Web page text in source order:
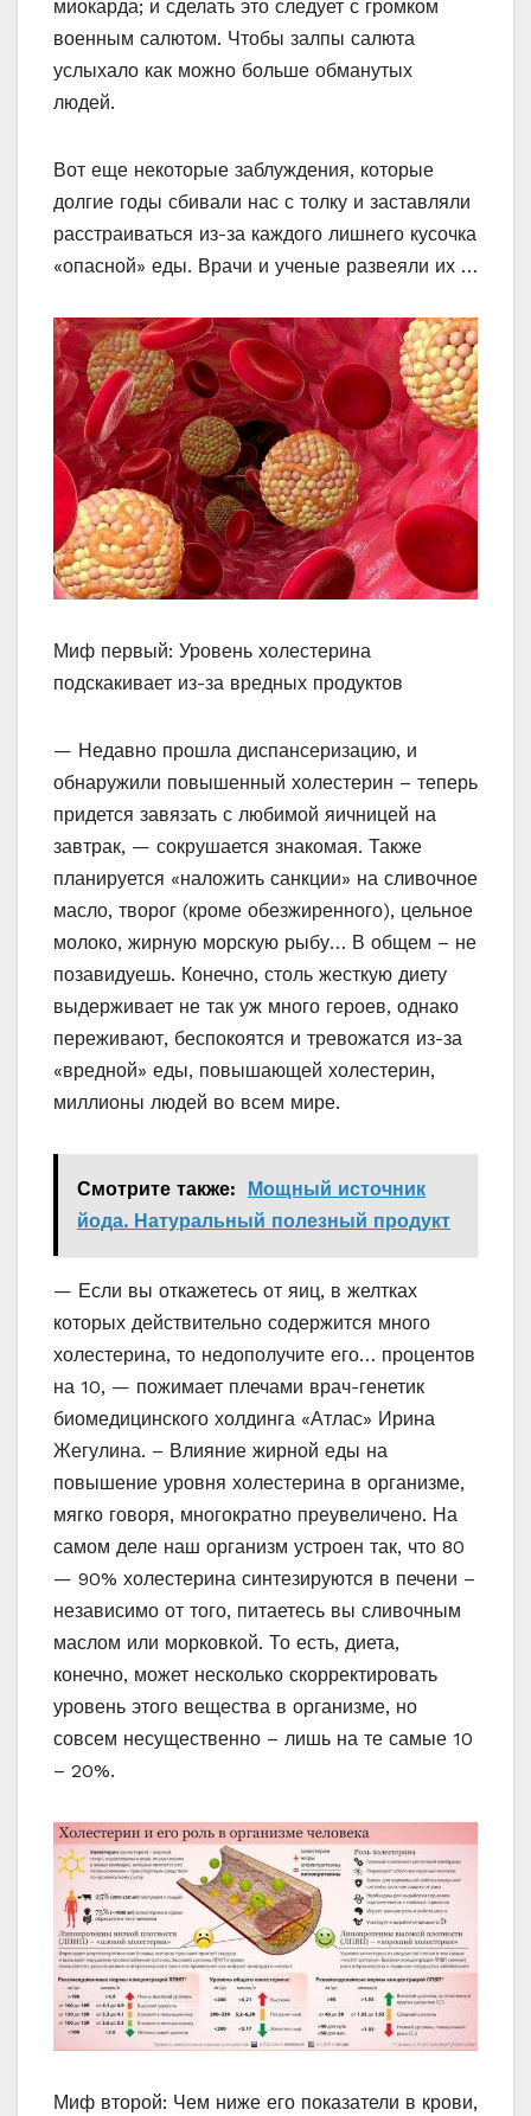
миокарда; и сделать это следует с громком
военным салютом. Чтобы залпы салюта
услыхало как можно больше обманутых
людей.
Вот еще некоторые заблуждения, которые
долгие годы сбивали нас с толку и заставляли
расстраиваться из-за каждого лишнего кусочка
«опасной» еды. Врачи и ученые развеяли их …
Миф первый: Уровень холестерина
подскакивает из-за вредных продуктов
— Недавно прошла диспансеризацию, и
обнаружили повышенный холестерин – теперь
придется завязать с любимой яичницей на
завтрак, — сокрушается знакомая. Также
планируется «наложить санкции» на сливочное
масло, творог (кроме обезжиренного), цельное
молоко, жирную морскую рыбу… В общем – не
позавидуешь. Конечно, столь жесткую диету
выдерживает не так уж много героев, однако
переживают, беспокоятся и тревожатся из-за
«вредной» еды, повышающей холестерин,
миллионы людей во всем мире.
Смотрите также:
Мощный источник
йода. Натуральный полезный продукт
— Если вы откажетесь от яиц, в желтках
которых действительно содержится много
холестерина, то недополучите его… процентов
на 10, — пожимает плечами врач-генетик
биомедицинского холдинга «Атлас» Ирина
Жегулина. – Влияние жирной еды на
повышение уровня холестерина в организме,
мягко говоря, многократно преувеличено. На
самом деле наш организм устроен так, что 80
— 90% холестерина синтезируются в печени –
независимо от того, питаетесь вы сливочным
маслом или морковкой. То есть, диета,
конечно, может несколько скорректировать
уровень этого вещества в организме, но
совсем несущественно – лишь на те самые 10
– 20%.
Миф второй: Чем ниже его показатели в крови,